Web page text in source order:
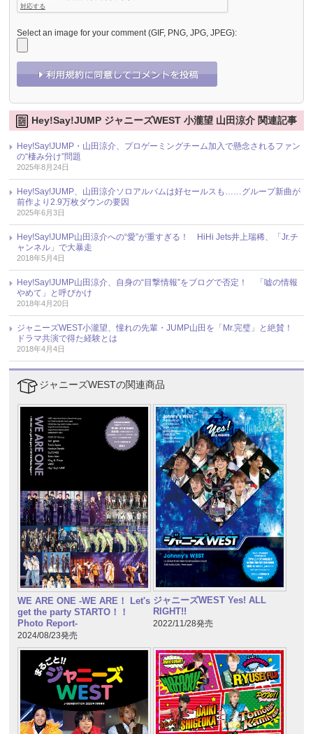
Select an image for your comment (GIF, PNG, JPG, JPEG):
Hey!Say!JUMP ジャニーズWEST 小瀧望 山田涼介 関連記事
Hey!Say!JUMP・山田涼介、プロゲーミングチーム加入で懸念されるファン
の“棲み分け”問題
2025年8月24日
Hey!Say!JUMP、山田涼介ソロアルバムは好セールスも……グループ新曲が
前作より2.9万枚ダウンの要因
2025年6月3日
Hey!Say!JUMP山田涼介への“愛”が重すぎる！ HiHi Jets井上瑞稀、「Jr.チ
ャンネル」で大暴走
2018年5月4日
Hey!Say!JUMP山田涼介、自身の“目撃情報”をブログで否定！ 「嘘の情報
やめて」と呼びかけ
2018年4月20日
ジャニーズWEST小瀧望、憧れの先輩・JUMP山田を「Mr.完璧」と絶賛！
ドラマ共演で得た経験とは
2018年4月4日
ジャニーズWESTの関連商品
WE ARE ONE -WE ARE！ Let's
get the party STARTO！！
Photo Report-
2024/08/23発売
ジャニーズWEST Yes! ALL
RIGHT!!
2022/11/28発売